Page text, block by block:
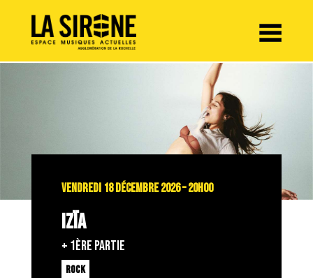
VENDREDI 18 DÉCEMBRE 2026 – 20H00
IZÏA
+ 1ÈRE PARTIE
ROCK